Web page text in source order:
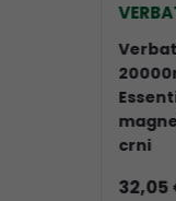
crni
32,05